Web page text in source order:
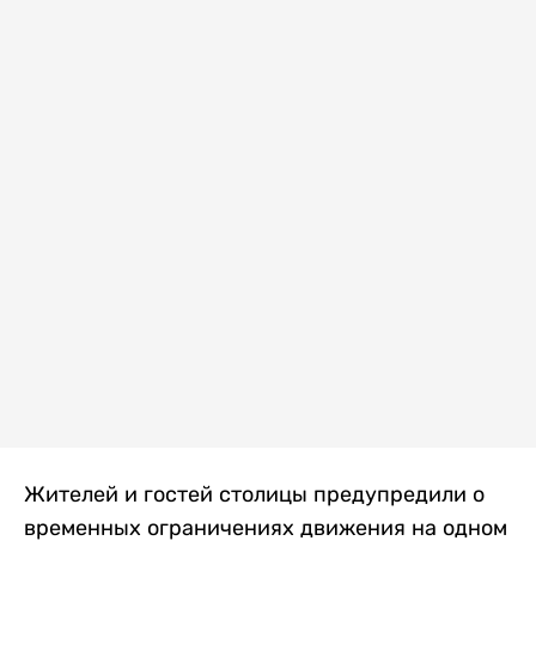
Жителей и гостей столицы предупредили о
временных ограничениях движения на одном